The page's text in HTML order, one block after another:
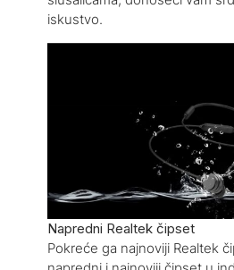
iskustvo.
Napredni Realtek čipset
Pokreće ga najnoviji Realtek